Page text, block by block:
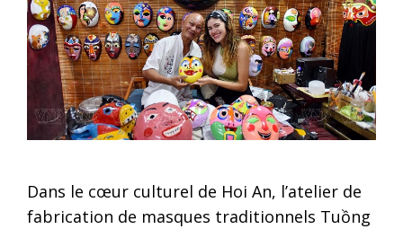
Dans le cœur culturel de Hoi An, l’atelier de
fabrication de masques traditionnels Tuồng